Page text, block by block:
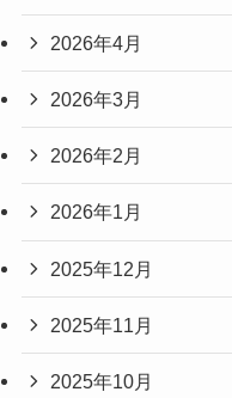
2026年4月
2026年3月
2026年2月
2026年1月
2025年12月
2025年11月
2025年10月